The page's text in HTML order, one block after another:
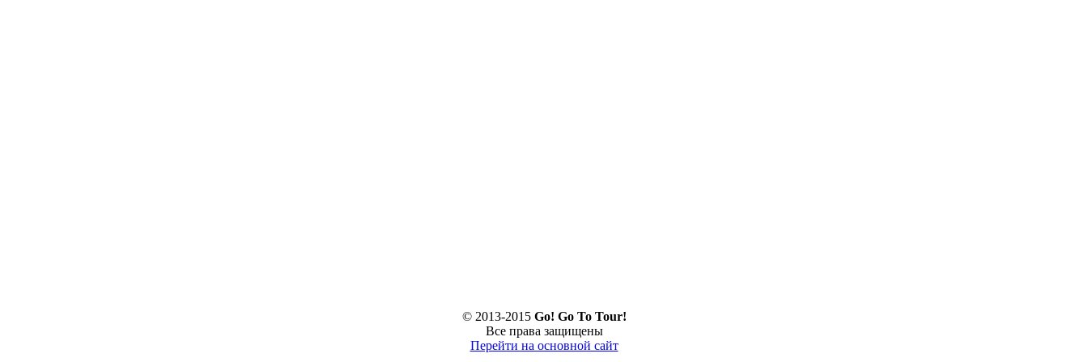
© 2013-2015 Go! Go To Tour!
Все права защищены
Перейти на основной сайт